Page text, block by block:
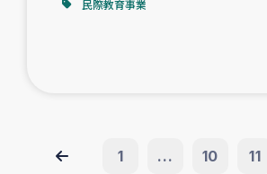
民際教育事業
1 ... 10 11